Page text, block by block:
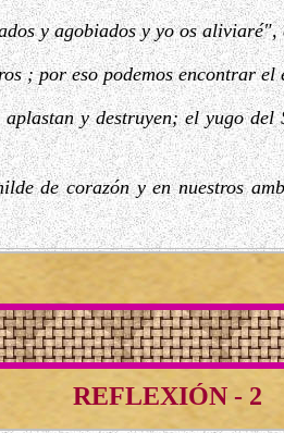
y agobiados y yo os aliviaré",
; por eso podemos encontrar
y destruyen; el yugo
de corazón y en nuestros
REFLEXIÓN - 2